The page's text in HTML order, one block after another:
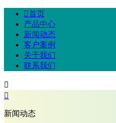
首页
产品中心
新闻动态
客户案例
关于我们
联系我们


新闻动态